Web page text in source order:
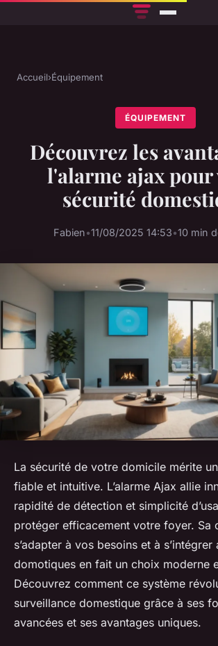
Accueil›Équipement
ÉQUIPEMENT
Découvrez les
l'alarme ajax pour
sécurité
Fabien•11/08/2025 14:53•10 min
La sécurité de votre domicile mérite
fiable et intuitive. L’alarme Ajax allie
rapidité de détection et simplicité
protéger efficacement votre foyer. Sa
s’adapter à vos besoins et à s’intégrer
domotiques en fait un choix moderne
Découvrez comment ce système
surveillance domestique grâce à ses
avancées et ses avantages uniques.